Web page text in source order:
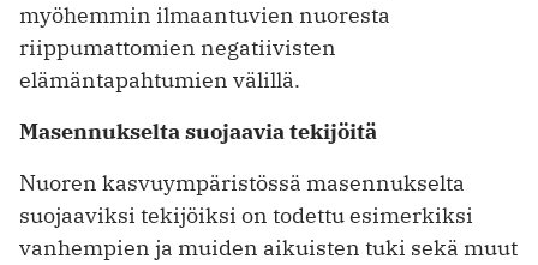
myöhemmin ilmaantuvien nuoresta
riippumattomien negatiivisten
elämäntapahtumien välillä.
Masennukselta suojaavia tekijöitä
Nuoren kasvuympäristössä masennukselta
suojaaviksi tekijöiksi on todettu esimerkiksi
vanhempien ja muiden aikuisten tuki sekä muut